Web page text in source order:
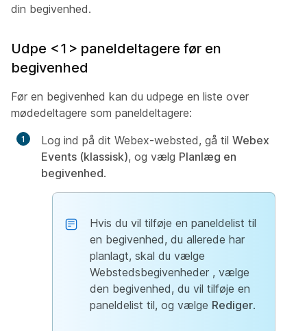
din begivenhed.
Udpe <1> paneldeltagere før en
begivenhed
Før en begivenhed kan du udpege en liste over
mødedeltagere som paneldeltagere:
Log ind på dit Webex-websted, gå til Webex
Events (klassisk), og vælg Planlæg en
begivenhed.
Hvis du vil tilføje en paneldelist til
en begivenhed, du allerede har
planlagt, skal du vælge
Webstedsbegivenheder , vælge
den begivenhed, du vil tilføje en
paneldelist til, og vælge Rediger.